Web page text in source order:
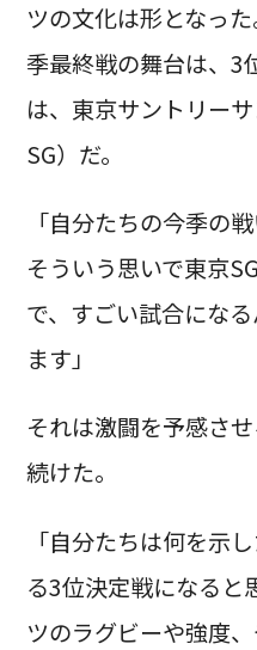
ツの文化は形となっ
季最終戦の舞台は、3
は、東京サントリー
SG）だ。
「自分たちの今季の
そういう思いで東京
で、すごい試合にな
ます」
それは激闘を予感さ
続けた。
「自分たちは何を示
る3位決定戦になると
ツのラグビーや強度